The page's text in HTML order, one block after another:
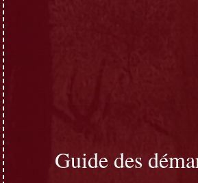
Guide des